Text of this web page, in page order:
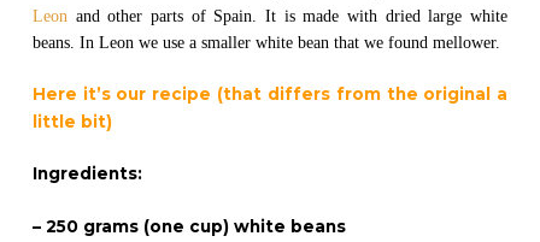
Leon and other parts of Spain. It is made with dried large white
beans. In Leon we use a smaller white bean that we found mellower.
Here it’s our recipe (that differs from the original a
little bit)
Ingredients:
– 250 grams (one cup) white beans